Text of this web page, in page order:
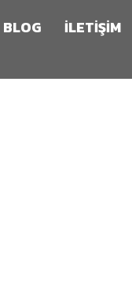
BLOG İLETİŞİM